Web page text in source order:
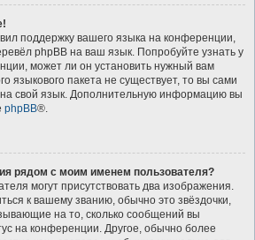
поддержку вашего языка на конференции,
phpBB на ваш язык. Попробуйте узнать у
может ли он установить нужный вам
языкового пакета не существует, то вы сами
свой язык. Дополнительную информацию вы
phpBB®.
рядом с моим именем пользователя?
могут присутствовать два изображения.
к вашему званию, обычно это звёздочки,
на то, сколько сообщений вы
на конференции. Другое, обычно более